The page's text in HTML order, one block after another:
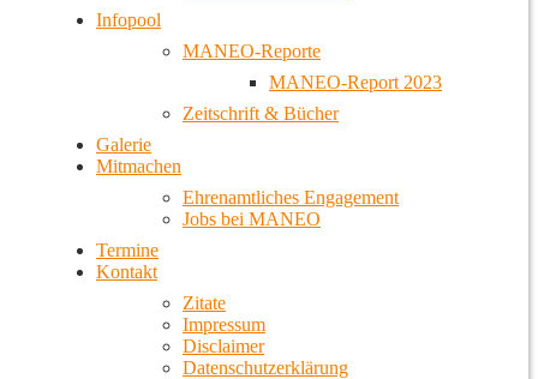
Infopool
MANEO-Reporte
MANEO-Report 2023
Zeitschrift & Bücher
Galerie
Mitmachen
Ehrenamtliches Engagement
Jobs bei MANEO
Termine
Kontakt
Zitate
Impressum
Disclaimer
Datenschutzerklärung